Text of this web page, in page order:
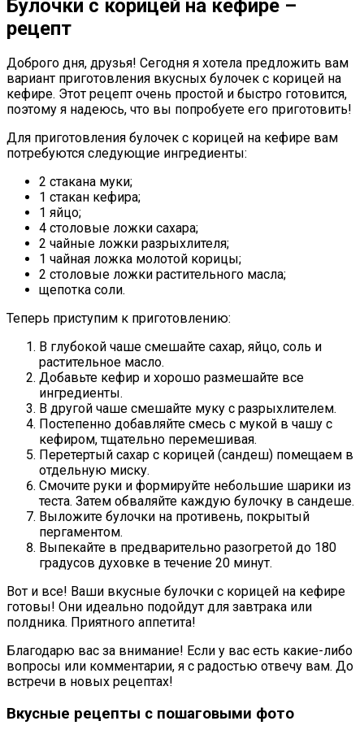
Булочки с корицей на кефире –
рецепт
Доброго дня, друзья! Сегодня я хотела предложить вам
вариант приготовления вкусных булочек с корицей на
кефире. Этот рецепт очень простой и быстро готовится,
поэтому я надеюсь, что вы попробуете его приготовить!
Для приготовления булочек с корицей на кефире вам
потребуются следующие ингредиенты:
2 стакана муки;
1 стакан кефира;
1 яйцо;
4 столовые ложки сахара;
2 чайные ложки разрыхлителя;
1 чайная ложка молотой корицы;
2 столовые ложки растительного масла;
щепотка соли.
Теперь приступим к приготовлению:
В глубокой чаше смешайте сахар, яйцо, соль и
растительное масло.
Добавьте кефир и хорошо размешайте все
ингредиенты.
В другой чаше смешайте муку с разрыхлителем.
Постепенно добавляйте смесь с мукой в чашу с
кефиром, тщательно перемешивая.
Перетертый сахар с корицей (сандеш) помещаем в
отдельную миску.
Смочите руки и формируйте небольшие шарики из
теста. Затем обваляйте каждую булочку в сандеше.
Выложите булочки на противень, покрытый
пергаментом.
Выпекайте в предварительно разогретой до 180
градусов духовке в течение 20 минут.
Вот и все! Ваши вкусные булочки с корицей на кефире
готовы! Они идеально подойдут для завтрака или
полдника. Приятного аппетита!
Благодарю вас за внимание! Если у вас есть какие-либо
вопросы или комментарии, я с радостью отвечу вам. До
встречи в новых рецептах!
Вкусные рецепты с пошаговыми фото